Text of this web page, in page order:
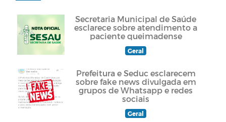
Secretaria Municipal de Saúde
esclarece sobre atendimento a
paciente queimadense
Geral
Prefeitura e Seduc esclarecem
sobre fake news divulgada em
grupos de Whatsapp e redes
sociais
Geral